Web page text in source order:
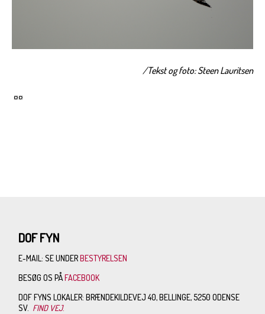
/Tekst og foto: Steen Lauritsen
¤¤
DOF FYN
E-MAIL: SE UNDER BESTYRELSEN
BESØG OS PÅ FACEBOOK
DOF FYNS LOKALER: BRÆNDEKILDEVEJ 40, BELLINGE, 5250 ODENSE
SV. FIND VEJ.